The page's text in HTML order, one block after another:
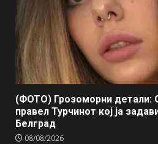
(ФОТО) Грозоморни детали:
правел Турчинот кој ја
Белград
08/08/2026